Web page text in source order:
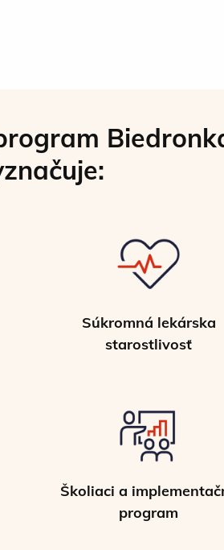
Súkromná lekárska
starostlivosť
Školiaci a
program